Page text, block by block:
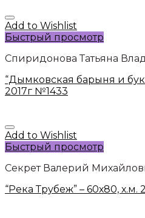
Add to Wishlist
Быстрый просмотр
Спиридонова Татьяна
“Дымковская барыня и
2017г №1433
Add to Wishlist
Быстрый просмотр
Секрет Валерий
“Река Трубеж” – 60х80, х.м.